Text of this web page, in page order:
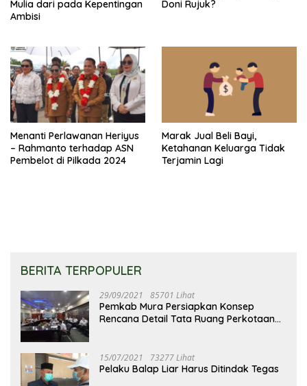
Mulia dari pada Kepentingan
Ambisi
Doni Rujuk?
Menanti Perlawanan Heriyus
– Rahmanto terhadap ASN
Pembelot di Pilkada 2024
Marak Jual Beli Bayi,
Ketahanan Keluarga Tidak
Terjamin Lagi
BERITA TERPOPULER
29/09/2021 85701 Lihat
Pemkab Mura Persiapkan Konsep
Rencana Detail Tata Ruang Perkotaan
15/07/2021 73277 Lihat
Pelaku Balap Liar Harus Ditindak Tegas